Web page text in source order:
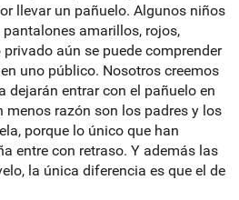
llevar un pañuelo. Algunos niños
amarillos, rojos,
privado aún se puede comprender
uno público. Nosotros creemos
dejarán entrar con el pañuelo en
menos razón son los padres y los
porque lo único que han
entre con retraso. Y además las
la única diferencia es que el de